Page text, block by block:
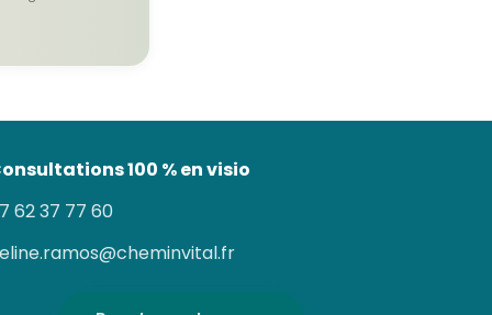
100 % en visio
62 37 77 60